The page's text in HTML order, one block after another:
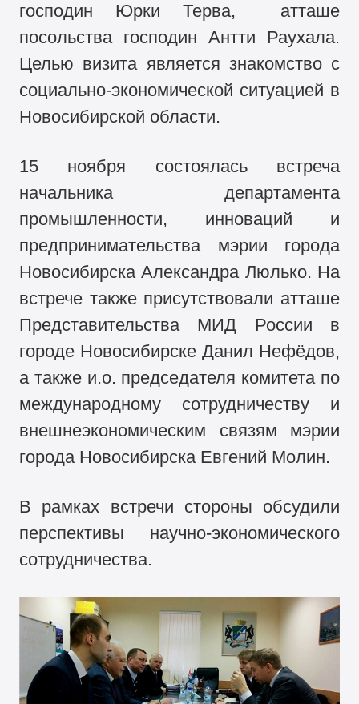
господин Юрки Терва, атташе
посольства господин Антти Раухала.
Целью визита является знакомство с
социально-экономической ситуацией в
Новосибирской области.
15 ноября состоялась встреча
начальника департамента
промышленности, инноваций и
предпринимательства мэрии города
Новосибирска Александра Люлько. На
встрече также присутствовали атташе
Представительства МИД России в
городе Новосибирске Данил Нефёдов,
а также и.о. председателя комитета по
международному сотрудничеству и
внешнеэкономическим связям мэрии
города Новосибирска Евгений Молин.
В рамках встречи стороны обсудили
перспективы научно-экономического
сотрудничества.